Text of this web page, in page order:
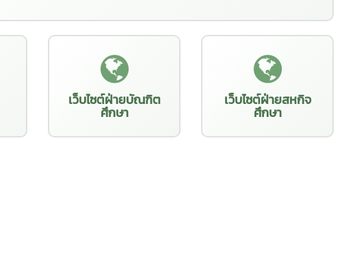
เว็บไซต์ฝ่ายบัณฑิต
ศึกษา
เว็บไซต์ฝ่ายสหกิจ
ศึกษา